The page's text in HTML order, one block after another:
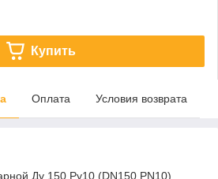
Купить
Оплата Условия возврата
Ду 150 Ру10 (DN150 PN10)